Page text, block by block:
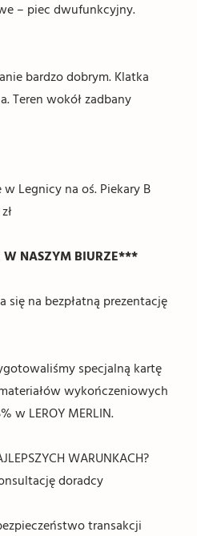
– piec dwufunkcyjny.
bardzo dobrym. Klatka
Teren wokół zadbany
Legnicy na oś. Piekary B
NASZYM BIURZE***
się na bezpłatną prezentację
specjalną kartę
wykończeniowych
w LEROY MERLIN.
WARUNKACH?
doradcy
transakcji